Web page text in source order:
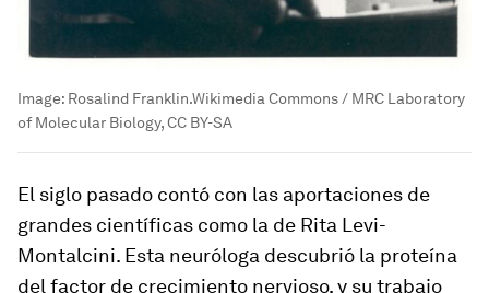
Image: Rosalind Franklin.Wikimedia Commons / MRC Laboratory
of Molecular Biology, CC BY-SA
El siglo pasado contó con las aportaciones de
grandes científicas como la de Rita Levi-
Montalcini. Esta neuróloga descubrió la proteína
del factor de crecimiento nervioso, y su trabajo